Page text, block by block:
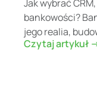
Jak wybrać
bankowości?
jego realia,
Czytaj artykuł -